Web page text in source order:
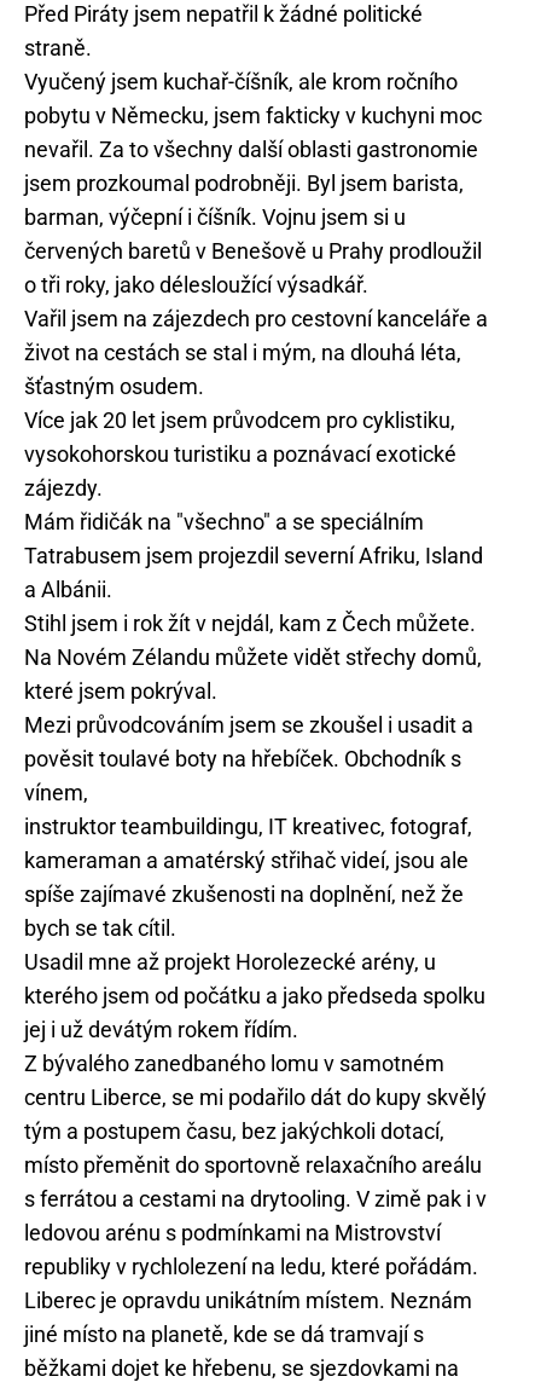
Před Piráty jsem nepatřil k žádné politické
straně.
Vyučený jsem kuchař-číšník, ale krom ročního
pobytu v Německu, jsem fakticky v kuchyni moc
nevařil. Za to všechny další oblasti gastronomie
jsem prozkoumal podrobněji. Byl jsem barista,
barman, výčepní i číšník. Vojnu jsem si u
červených baretů v Benešově u Prahy prodloužil
o tři roky, jako délesloužící výsadkář.
Vařil jsem na zájezdech pro cestovní kanceláře a
život na cestách se stal i mým, na dlouhá léta,
šťastným osudem.
Více jak 20 let jsem průvodcem pro cyklistiku,
vysokohorskou turistiku a poznávací exotické
zájezdy.
Mám řidičák na "všechno" a se speciálním
Tatrabusem jsem projezdil severní Afriku, Island
a Albánii.
Stihl jsem i rok žít v nejdál, kam z Čech můžete.
Na Novém Zélandu můžete vidět střechy domů,
které jsem pokrýval.
Mezi průvodcováním jsem se zkoušel i usadit a
pověsit toulavé boty na hřebíček. Obchodník s
vínem,
instruktor teambuildingu, IT kreativec, fotograf,
kameraman a amatérský střihač videí, jsou ale
spíše zajímavé zkušenosti na doplnění, než že
bych se tak cítil.
Usadil mne až projekt Horolezecké arény, u
kterého jsem od počátku a jako předseda spolku
jej i už devátým rokem řídím.
Z bývalého zanedbaného lomu v samotném
centru Liberce, se mi podařilo dát do kupy skvělý
tým a postupem času, bez jakýchkoli dotací,
místo přeměnit do sportovně relaxačního areálu
s ferrátou a cestami na drytooling. V zimě pak i v
ledovou arénu s podmínkami na Mistrovství
republiky v rychlolezení na ledu, které pořádám.
Liberec je opravdu unikátním místem. Neznám
jiné místo na planetě, kde se dá tramvají s
běžkami dojet ke hřebenu, se sjezdovkami na